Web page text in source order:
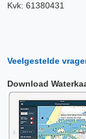
Kvk: 61380431
Veelgestelde
Download